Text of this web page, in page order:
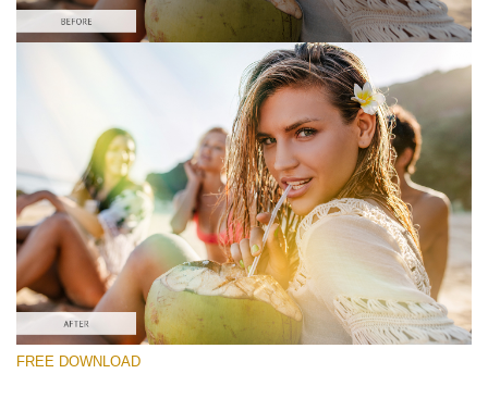
Si prega di Selezionare
Free PNG Overlay #2
Small 800*533px
Sun Flares
(50 Overlays)
Large 6000*4000px
FREE DOWNLOAD